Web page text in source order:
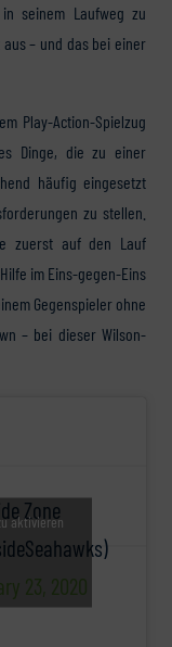
seinem Laufweg zu
– und das bei einer
Play-Action-Spielzug
Dinge, die zu einer
häufig eingesetzt
zu stellen.
zuerst auf den Lauf
im Eins-gegen-Eins
Gegenspieler ohne
– bei dieser Wilson-
Zone
23, 2020
aktivieren